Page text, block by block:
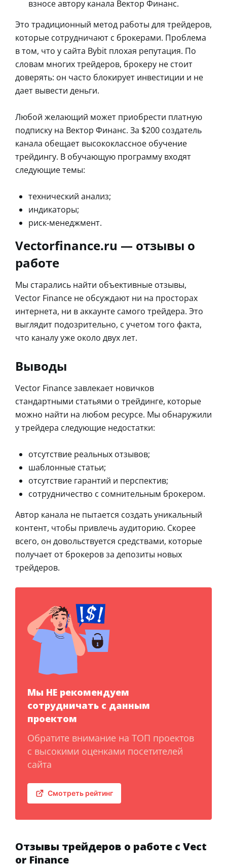
взносе автору канала Вектор Финанс.
Это традиционный метод работы для трейдеров,
которые сотрудничают с брокерами. Проблема
в том, что у сайта Bybit плохая репутация. По
словам многих трейдеров, брокеру не стоит
доверять: он часто блокирует инвестиции и не
дает вывести деньги.
Любой желающий может приобрести платную
подписку на Вектор Финанс. За $200 создатель
канала обещает высококлассное обучение
трейдингу. В обучающую программу входят
следующие темы:
технический анализ;
индикаторы;
риск-менеджмент.
Vectorfinance.ru — отзывы о
работе
Мы старались найти объективные отзывы,
Vector Finance не обсуждают ни на просторах
интернета, ни в аккаунте самого трейдера. Это
выглядит подозрительно, с учетом того факта,
что каналу уже около двух лет.
Выводы
Vector Finance завлекает новичков
стандартными статьями о трейдинге, которые
можно найти на любом ресурсе. Мы обнаружили
у трейдера следующие недостатки:
отсутствие реальных отзывов;
шаблонные статьи;
отсутствие гарантий и перспектив;
сотрудничество с сомнительным брокером.
Автор канала не пытается создать уникальный
контент, чтобы привлечь аудиторию. Скорее
всего, он довольствуется средствами, которые
получает от брокеров за депозиты новых
трейдеров.
Мы НЕ рекомендуем
сотрудничать с данным
проектом
Обратите внимание на ТОП проектов
с высокими оценками посетителей
сайта
Смотреть рейтинг
Отзывы трейдеров о работе с Vect
or Finance